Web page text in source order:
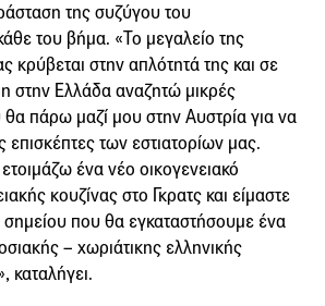
της συζύγου του
του βήμα. «Το μεγαλείο της
κρύβεται στην απλότητά της και σε
στην Ελλάδα αναζητώ μικρές
θα πάρω μαζί μου στην Αυστρία για να
επισκέπτες των εστιατορίων μας.
ένα νέο οικογενειακό
κουζίνας στο Γκρατς και είμαστε
που θα εγκαταστήσουμε ένα
– χωριάτικης ελληνικής
καταλήγει.